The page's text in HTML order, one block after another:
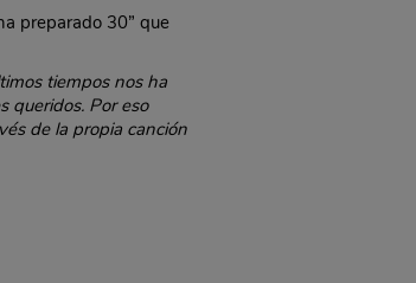
preparado 30” que
tiempos nos ha
queridos. Por eso
de la propia canción